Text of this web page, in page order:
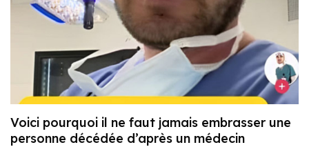
Voici pourquoi il ne faut jamais embrasser une
personne décédée d’après un médecin